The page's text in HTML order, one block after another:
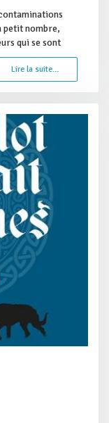
petit nombre,
qui se sont
Lire la suite…